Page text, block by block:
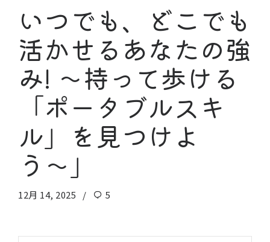
いつでも、どこでも
活かせるあなたの強
み! 〜持って歩ける
「ポータブルスキ
ル」を見つけよ
う〜」
12月 14, 2025 5